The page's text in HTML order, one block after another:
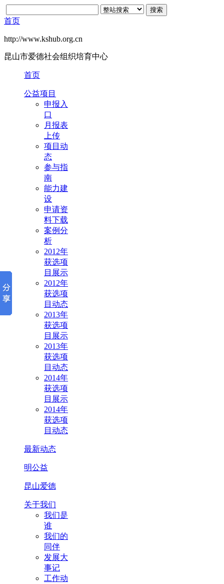
首页
http://www.kshub.org.cn
昆山市爱德社会组织培育中心
首页
公益项目
申报入
口
月报表
上传
项目动
态
参与指
南
能力建
设
申请资
料下载
案例分
析
2012年
获选项
目展示
2012年
获选项
目动态
2013年
获选项
目展示
2013年
获选项
目动态
2014年
获选项
目展示
2014年
获选项
目动态
最新动态
明公益
昆山爱德
关于我们
我们是
谁
我们的
同伴
发展大
事记
工作动